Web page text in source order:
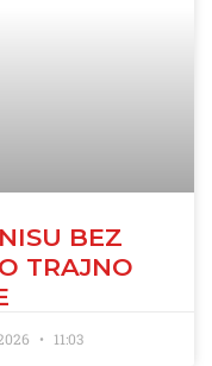
BEZ
TRAJNO
11:03